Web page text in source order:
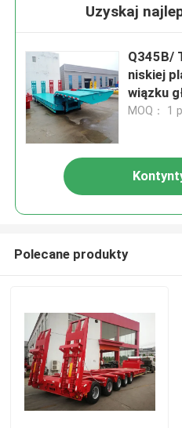
Uzyskaj
Q345B/
niskiej
wiązku
MOQ： 1
Polecane produkty